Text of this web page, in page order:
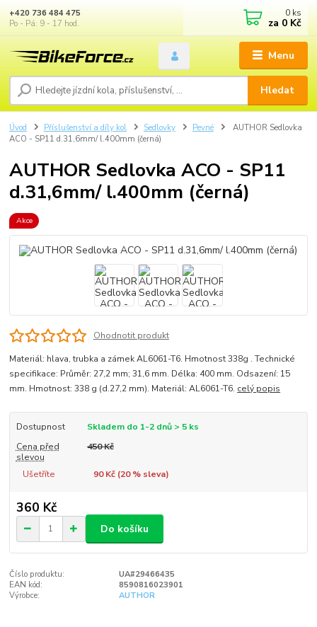
Menu
Hledat
+420 736 484 475
Po - Pá: 9 - 17 hod.
0 ks
za 0 Kč
Úvod Příslušenství a díly kol Sedlovky Pevné
AUTHOR Sedlovka
ACO - SP11 d.31,6mm/ l.400mm (černá)
AUTHOR Sedlovka ACO - SP11
d.31,6mm/ l.400mm (černá)
Akce
Ohodnotit produkt
Materiál: hlava, trubka a zámek AL6061-T6. Hmotnost 338g . Technické
specifikace: Průměr: 27,2 mm; 31,6 mm. Délka: 400 mm. Odsazení: 15
mm. Hmotnost: 338 g (d.27,2 mm). Materiál: AL6061-T6. celý popis
Dostupnost
Skladem do 1-2 dnů > 5 ks
Cena před
slevou
450 Kč
Ušetříte 90 Kč (20% sleva)
360 Kč
Do košíku
Číslo produktu:
UA#29466435
EAN kód:
8590816023901
Výrobce:
AUTHOR